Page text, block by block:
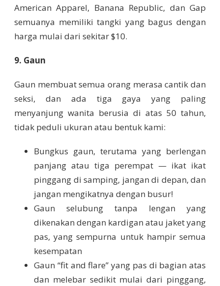
American Apparel, Banana Republic, dan Gap
semuanya memiliki tangki yang bagus dengan
harga mulai dari sekitar $10.
9. Gaun
Gaun membuat semua orang merasa cantik dan
seksi, dan ada tiga gaya yang paling
menyanjung wanita berusia di atas 50 tahun,
tidak peduli ukuran atau bentuk kami:
Bungkus gaun, terutama yang berlengan
panjang atau tiga perempat — ikat ikat
pinggang di samping, jangan di depan, dan
jangan mengikatnya dengan busur!
Gaun selubung tanpa lengan yang
dikenakan dengan kardigan atau jaket yang
pas, yang sempurna untuk hampir semua
kesempatan
Gaun “fit and flare” yang pas di bagian atas
dan melebar sedikit mulai dari pinggang,